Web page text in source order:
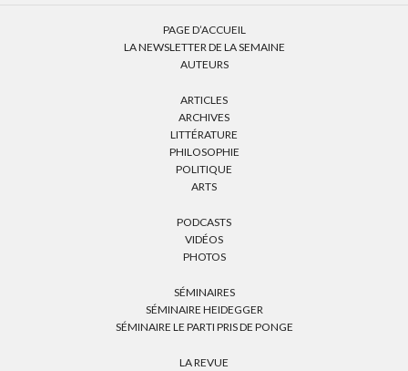
PAGE D’ACCUEIL
LA NEWSLETTER DE LA SEMAINE
AUTEURS
ARTICLES
ARCHIVES
LITTÉRATURE
PHILOSOPHIE
POLITIQUE
ARTS
PODCASTS
VIDÉOS
PHOTOS
SÉMINAIRES
SÉMINAIRE HEIDEGGER
SÉMINAIRE LE PARTI PRIS DE PONGE
LA REVUE